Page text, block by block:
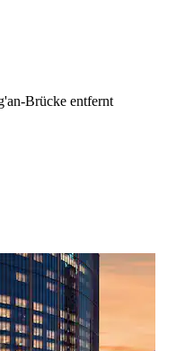
Brücke entfernt